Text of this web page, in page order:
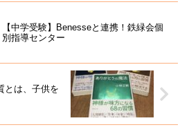
【中学受験】Benesseと連携！鉄緑会個
別指導センター
とは、子供を